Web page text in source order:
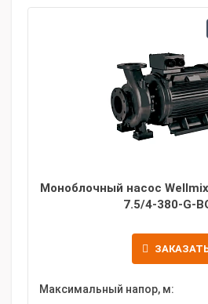
Моноблочный насос
7.5/4-380-G-
Максимальный напор, м: